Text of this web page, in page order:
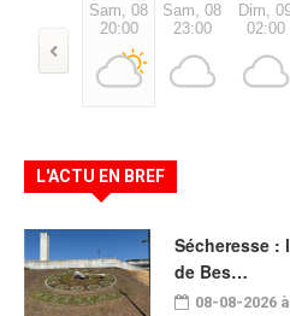
Sam, 08
20:00
Sam, 08
23:00
Dim,
02:00
L'ACTU EN BREF
Sécheresse :
de Bes…
08-08-2026